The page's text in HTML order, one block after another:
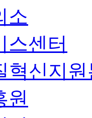
소
스센터
혁신지
원